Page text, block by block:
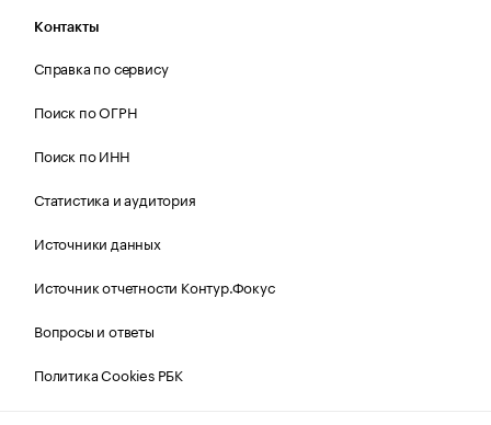
Контакты
Справка по сервису
Поиск по ОГРН
Поиск по ИНН
Статистика и аудитория
Источники данных
Источник отчетности Контур.Фокус
Вопросы и ответы
Политика Cookies РБК